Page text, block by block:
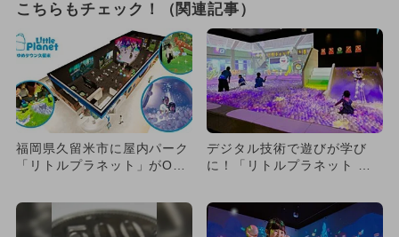
こちらもチェック！（関連記事）
福岡県久留米市に屋内パーク
「リトルプラネット」がOPE
デジタル技術で遊びが学び
に！「リトルプラネット ゆ